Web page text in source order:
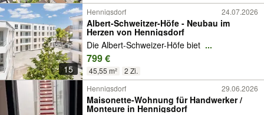
15
Hennigsdorf 24.07.2026
Albert-Schweitzer-Höfe - Neubau im
Herzen von Hennigsdorf
Die Albert-Schweizer-Höfe biet ...
799 €
45,55 m² 2 Zi.
Hennigsdorf 29.06.2026
Maisonette-Wohnung für Handwerker /
Monteure in Hennigsdorf